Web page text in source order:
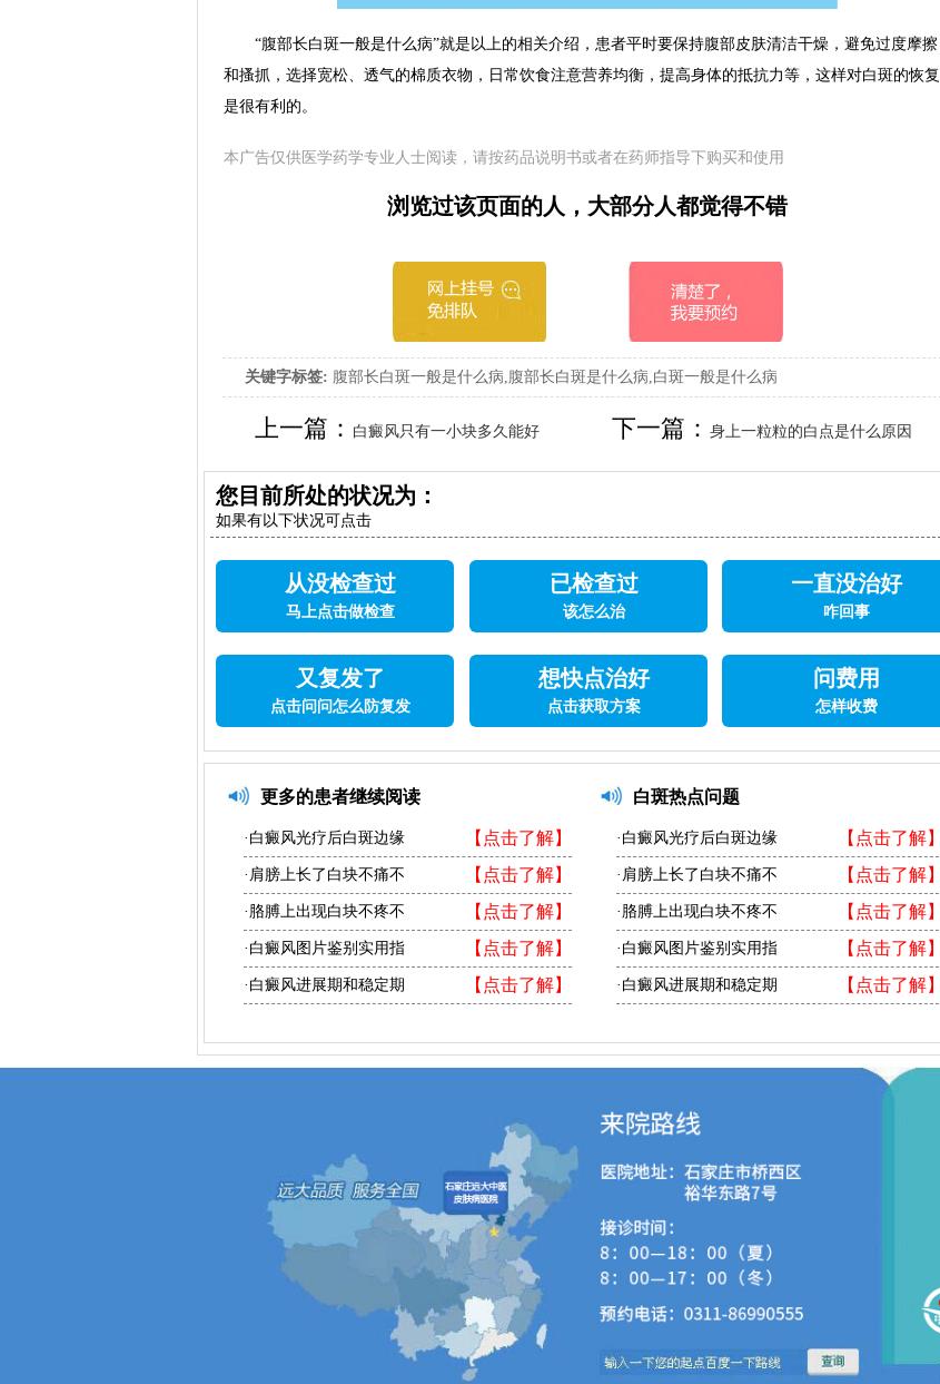
“腹部长白斑一般是什么病”就是以上的相关介绍，患者平时要保持腹部皮肤清洁干燥，避免过度摩擦
和搔抓，选择宽松、透气的棉质衣物，日常饮食注意营养均衡，提高身体的抵抗力等，这样对白斑的恢复
是很有利的。
本广告仅供医学药学专业人士阅读，请按药品说明书或者在药师指导下购买和使用
浏览过该页面的人，大部分人都觉得不错
关键字标签: 腹部长白斑一般是什么病,腹部长白斑是什么病,白斑一般是什么病
上一篇： 白癜风只有一小块多久能好 下一篇：身上一粒粒的白点是什么原因
您目前所处的状况为：
如果有以下状况可点击
从没检查过
马上点击做检查
已检查过
该怎么治
一直没治好
咋回事
又复发了
点击问问怎么防复发
想快点治好
点击获取方案
问费用
怎样收费
更多的患者继续阅读
【点击了解】
·白癜风光疗后白斑边缘
【点击了解】
·肩膀上长了白块不痛不
【点击了解】
·胳膊上出现白块不疼不
【点击了解】
·白癜风图片鉴别实用指
【点击了解】
·白癜风进展期和稳定期
白斑热点问题
【点击了解】
·白癜风光疗后白斑边缘
【点击了解】
·肩膀上长了白块不痛不
【点击了解】
·胳膊上出现白块不疼不
【点击了解】
·白癜风图片鉴别实用指
【点击了解】
·白癜风进展期和稳定期